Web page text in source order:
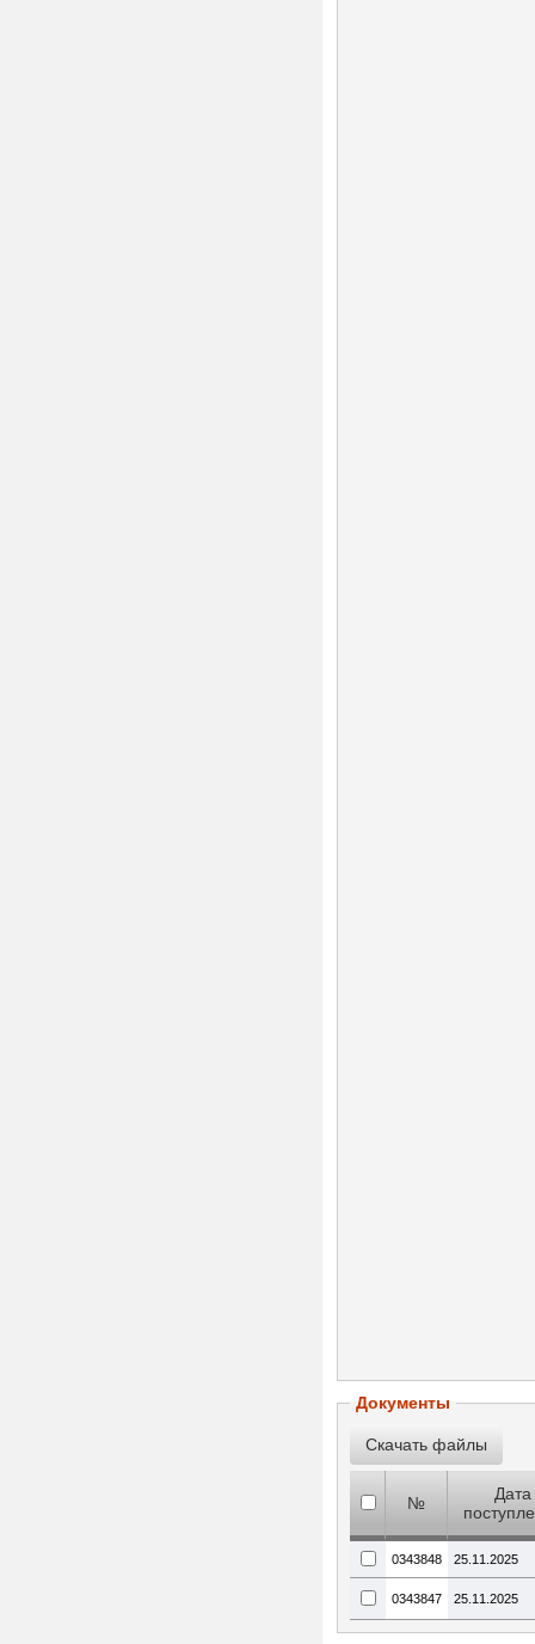
Документы
№
Дата
0343848 25.11.2025
0343847 25.11.2025